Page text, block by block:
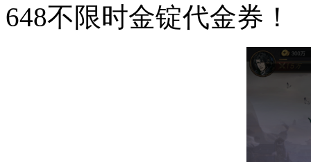
648不限时金锭代金券！